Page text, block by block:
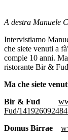
A destra Manuele
Intervistiamo
che siete venuti a
compie 10 anni.
ristorante Bir &
Ma che siete
Bir & Fud
Fud/
Domus Birrae